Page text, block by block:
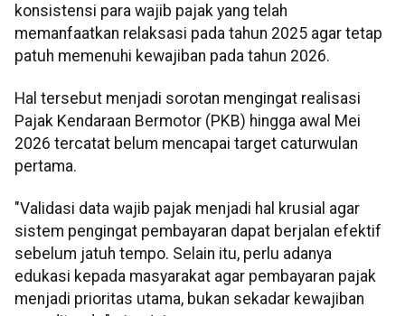
konsistensi para wajib pajak yang telah
memanfaatkan relaksasi pada tahun 2025 agar tetap
patuh memenuhi kewajiban pada tahun 2026.
Hal tersebut menjadi sorotan mengingat realisasi
Pajak Kendaraan Bermotor (PKB) hingga awal Mei
2026 tercatat belum mencapai target caturwulan
pertama.
"Validasi data wajib pajak menjadi hal krusial agar
sistem pengingat pembayaran dapat berjalan efektif
sebelum jatuh tempo. Selain itu, perlu adanya
edukasi kepada masyarakat agar pembayaran pajak
menjadi prioritas utama, bukan sekadar kewajiban